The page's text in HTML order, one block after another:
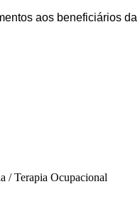
aos beneficiários da
/ Terapia Ocupacional